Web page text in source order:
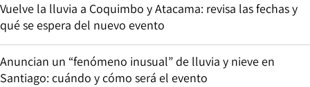
Vuelve la lluvia a Coquimbo y Atacama: revisa las fechas y
qué se espera del nuevo evento
Anuncian un “fenómeno inusual” de lluvia y nieve en
Santiago: cuándo y cómo será el evento